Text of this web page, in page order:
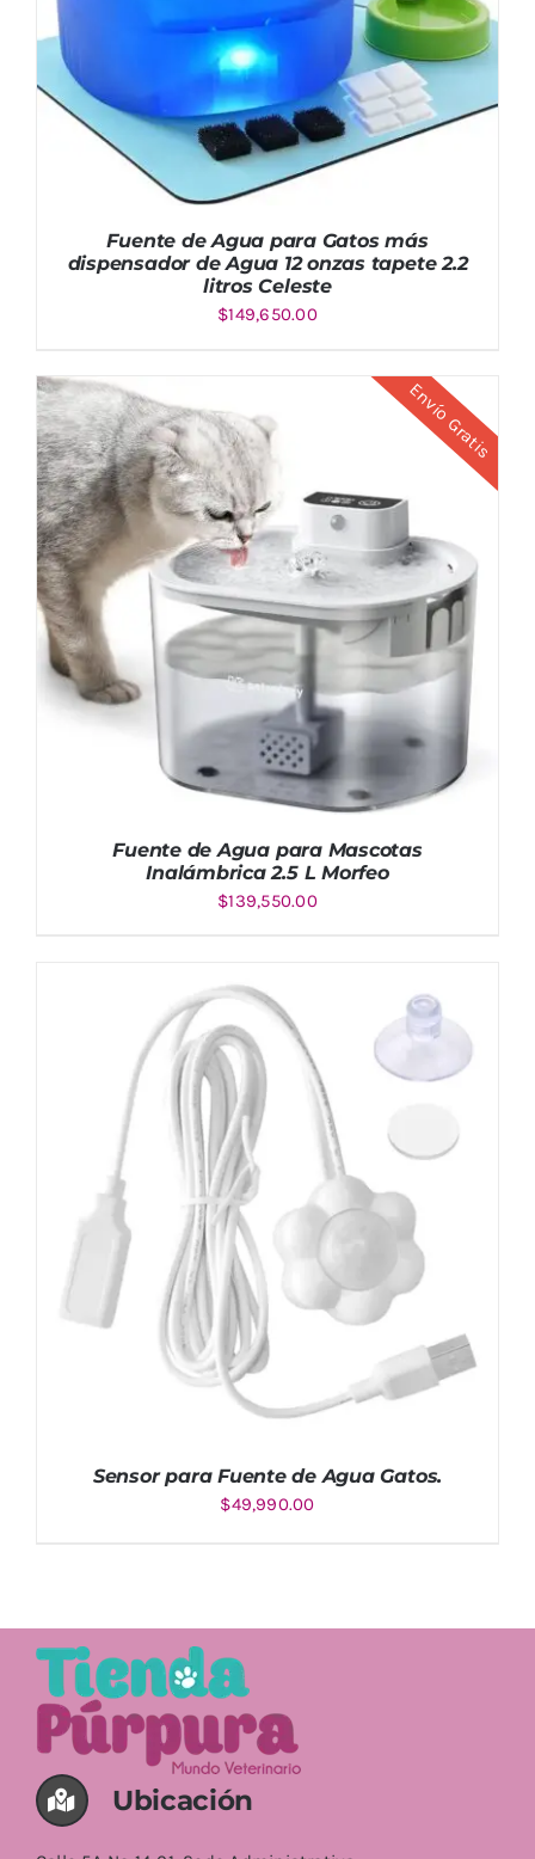
DETALLES
Fuente de Agua para Gatos más
dispensador de Agua 12 onzas tapete 2.2
litros Celeste
$149,650.00
AÑADIR AL CARRITO / DETALLES
Envío Gratis
Fuente de Agua para Mascotas
Inalámbrica 2.5 L Morfeo
$139,550.00
AÑADIR AL CARRITO
Sensor para Fuente de Agua Gatos.
$49,990.00
Ubicación